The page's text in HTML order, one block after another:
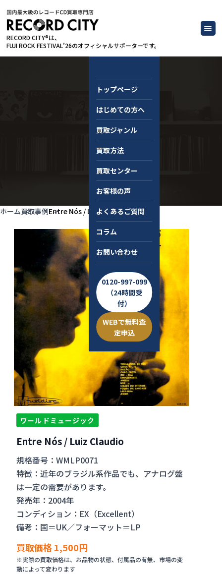
RECORD CITY®は、
FUJI ROCK FESTIVAL’26のオフィシャルサポーターです。
トップページ
はじめての方へ
買取ジャンル
買取方法
買取センター
お客様の声
よくあるご質問
コラム
お問い合わせ
0120-997-099
（24時間受
付）
WEBで無料査
定申込
買取事例
ホーム買取事例Entre Nós / Luiz Claudio
ワールドミュージック
Entre Nós / Luiz Claudio
規格番号：WMLP0071
特徴：近年のブラジル系作品でも、アナログ盤
は一定の需要があります。
発売年：2004年
コンディション：EX（Excellent）
備考：国＝UK／フォーマット＝LP
買取価格 1,500円
※実際の買取価格は、お品物の状態、付属品の有無、市場の変
動によって変わります